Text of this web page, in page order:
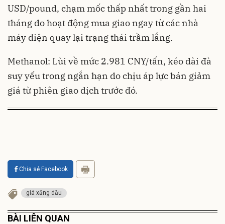
USD/pound, chạm mốc thấp nhất trong gần hai
tháng do hoạt động mua giao ngay từ các nhà
máy điện quay lại trạng thái trầm lắng.
Methanol: Lùi về mức 2.981 CNY/tấn, kéo dài đà
suy yếu trong ngắn hạn do chịu áp lực bán giảm
giá từ phiên giao dịch trước đó.
Chia sẻ Facebook
giá xăng dầu
BÀI LIÊN QUAN